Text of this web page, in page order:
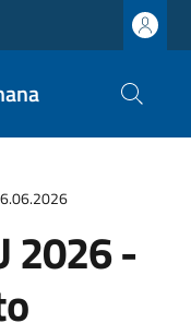
2026 -